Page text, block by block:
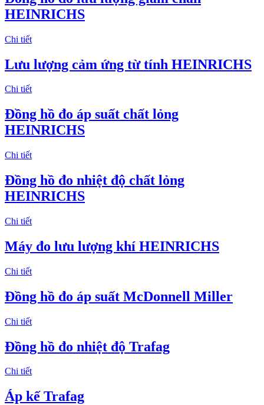
HEINRICHS
Chi tiết
Lưu lượng cảm ứng từ tính HEINRICHS
Chi tiết
Đồng hồ đo áp suất chất lỏng
HEINRICHS
Chi tiết
Đồng hồ đo nhiệt độ chất lỏng
HEINRICHS
Chi tiết
Máy đo lưu lượng khí HEINRICHS
Chi tiết
Đồng hồ đo áp suất McDonnell Miller
Chi tiết
Đồng hồ đo nhiệt độ Trafag
Chi tiết
Áp kế Trafag